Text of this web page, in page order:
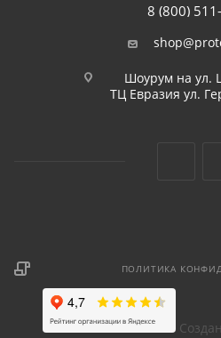
8 (800)
Шоурум на ул.
ТЦ Евразия ул.
ПОЛИТИКА